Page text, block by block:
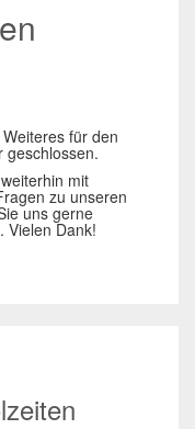
für den
geschlossen.
mit
zu unseren
uns gerne
Vielen Dank!